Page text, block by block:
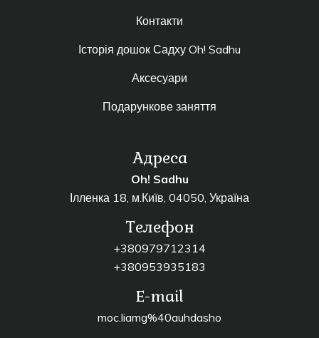
Контакти
Історія дошок Садху Oh! Sadhu
Аксесуари
Подарункове заняття
Адреса
Oh! Sadhu
Ілленка 18, м.Київ, 04050, Україна
Телефон
+380979712314
+380953935183
E-mail
moc.liamg%40auhdasho